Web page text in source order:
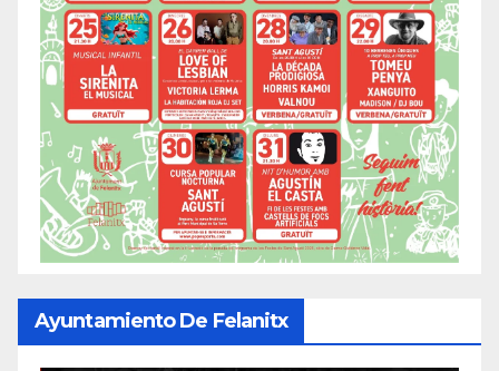
Ayuntamiento De Felanitx